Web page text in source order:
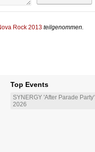
Rock 2013 teilgenommen.
Top Events
SYNERGY 'After Parade Party'
2026